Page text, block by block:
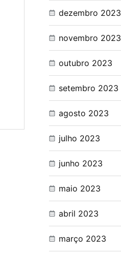
dezembro 2023
novembro 2023
outubro 2023
setembro 2023
agosto 2023
julho 2023
junho 2023
maio 2023
abril 2023
março 2023